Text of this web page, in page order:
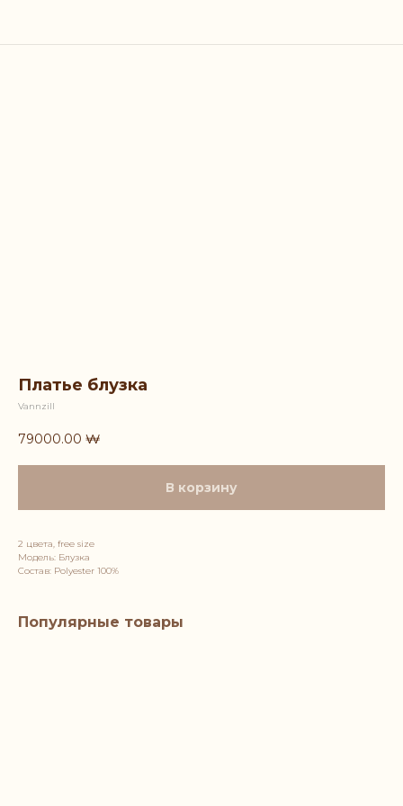
Платье блузка
Vannzill
79000.00 ₩
В корзину
2 цвета, free size
Модель: Блузка
Состав: Polyester 100%
Популярные товары